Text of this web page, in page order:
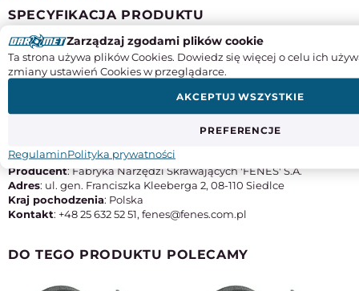
SPECYFIKACJA PRODUKTU
Długość
2500 mm
M42
Producent: Fabryka Narzędzi Skrawających 'FENES' S.A.
Adres: ul. gen. Franciszka Kleeberga 2, 08-110 Siedlce
Kraj pochodzenia: Polska
Kontakt: +48 25 632 52 51, fenes@fenes.com.pl
DO TEGO PRODUKTU POLECAMY
Zarządzaj zgodami plików cookie
Ta strona używa plików Cookies. Dowiedz się więcej o celu ich
zmiany ustawień Cookies w przeglądarce.
PREFERENCJE
AKCEPTUJ WSZYSTKIE
RegulaminPolityka prywatności